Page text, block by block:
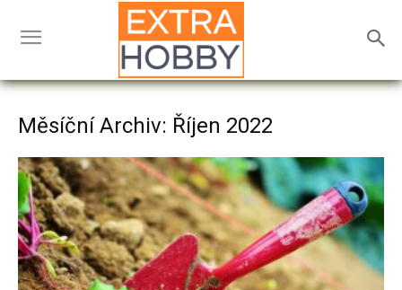
Měsíční Archiv: Říjen 2022